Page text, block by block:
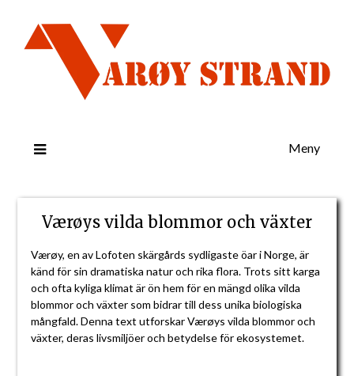
Meny
Værøys vilda blommor och växter
Værøy, en av Lofoten skärgårds sydligaste öar i Norge, är
känd för sin dramatiska natur och rika flora. Trots sitt karga
och ofta kyliga klimat är ön hem för en mängd olika vilda
blommor och växter som bidrar till dess unika biologiska
mångfald. Denna text utforskar Værøys vilda blommor och
växter, deras livsmiljöer och betydelse för ekosystemet.